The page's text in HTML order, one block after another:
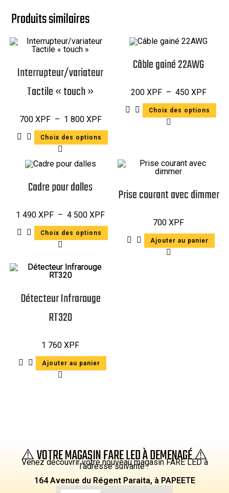
Produits similaires
Interrupteur/variateur
Tactile « touch »
700 XPF – 1 800 XPF
Choix des options
Câble gainé 22AWG
200 XPF – 450 XPF
Choix des options
Cadre pour dalles
1 490XPF – 4 500XPF
Choix des options
Prise courant avec dimmer
700XPF
Ajouter au panier
Détecteur Infrarouge
RT320
1 760XPF
Ajouter au panier
⚠️ VOTRE MAGASIN FARE LED À DEMENAGÉ ⚠️
Venez découvrir votre nouveau magasin FARE LED à
l’adresse suivante :
164 Avenue du Régent Paraita, à PAPEETE